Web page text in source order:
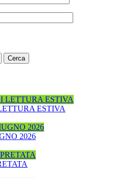
ESTIVA
2026